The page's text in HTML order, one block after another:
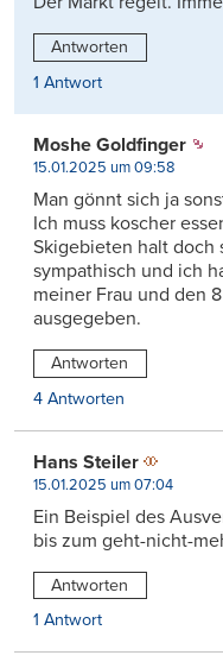
Antworten
1 Antwort
Moshe Goldfinger
15.01.2025 um 09:58
Man gönnt sich ja
Ich muss koscher
Skigebieten halt doch
sympathisch und ich
meiner Frau und den
ausgegeben.
Antworten
4 Antworten
Hans Steiler
15.01.2025 um 07:04
Ein Beispiel des
bis zum geht-nicht-
Antworten
1 Antwort